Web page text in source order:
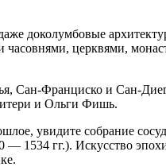
доколумбовые
часовнями, церквями,
Сан-Франциско и Сан-
и Ольги Фишь.
увидите собрание
— 1534 гг.). Искусство